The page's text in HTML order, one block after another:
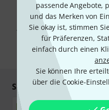
passende Angebote,
und das Merken von
Sie okay ist, stimmen
für Präferenzen,
einfach durch einen
Sie können Ihre
über die Cookie-
Mit Klick auf „Jetzt anmelden“
Werbung und einer Messung
Abmeldung ist jederzeit möglich.
unseren
*
Sicher einkaufen &